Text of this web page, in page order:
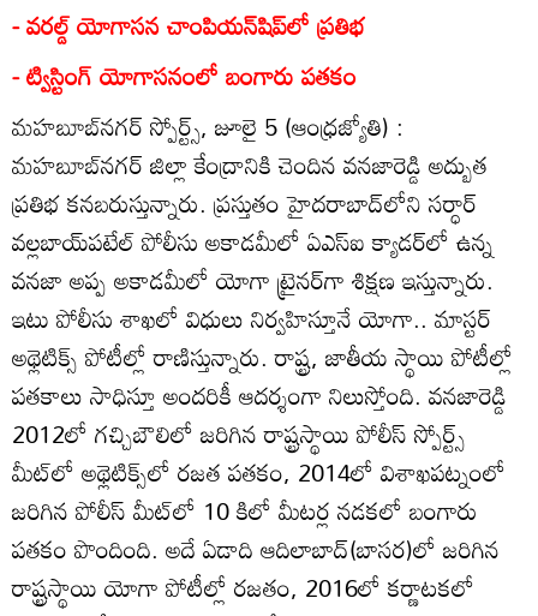
- వరల్డ్‌ యోగాసన చాంపియన్‌షిప్‌లో ప్రతిభ
- ట్విస్టింగ్‌ యోగాసనంలో బంగారు పతకం
మహబూబ్‌నగర్‌ స్పోర్ట్స్‌, జూలై 5 (ఆంధ్రజ్యోతి) :
మహబూబ్‌నగర్‌ జిల్లా కేంద్రానికి చెందిన వనజారెడ్డి అద్బుత
ప్రతిభ కనబరుస్తున్నారు. ప్రస్తుతం హైదరాబాద్‌లోని సర్ధార్‌
వల్లబాయ్‌పటేల్‌ పోలీసు అకాడమీలో ఏఎస్‌ఐ క్యాడర్‌లో ఉన్న
వనజా అప్ప అకాడమీలో యోగా ట్రైనర్‌గా శిక్షణ ఇస్తున్నారు.
ఇటు పోలీసు శాఖలో విధులు నిర్వహిస్తూనే యోగా.. మాస్టర్‌
అథ్లెటిక్స్‌ పోటీల్లో రాణిస్తున్నారు. రాష్ట్ర, జాతీయ స్థాయి పోటీల్లో
పతకాలు సాధిస్తూ అందరికీ ఆదర్శంగా నిలుస్తోంది. వనజారెడ్డి
2012లో గచ్చిబౌలిలో జరిగిన రాష్ట్రస్థాయి పోలీస్‌ స్పోర్ట్స్‌
మీట్‌లో అథ్లెటిక్స్‌లో రజత పతకం, 2014లో విశాఖపట్నంలో
జరిగిన పోలీస్‌ మీట్‌లో 10 కిలో మీటర్ల నడకలో బంగారు
పతకం పొందింది. అదే ఏడాది ఆదిలాబాద్‌(బాసర)లో జరిగిన
రాష్ట్రస్థాయి యోగా పోటీల్లో రజతం, 2016లో కర్ణాటకలో